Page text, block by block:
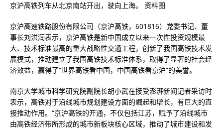
京沪高铁列车从北京南站开出，驶向上海。 资料图
京沪高速铁路股份有限公司（京沪高铁，601816）党委书记、董
事长刘洪润表示，京沪高铁是新中国成立以来一次性投资规模最
大、技术标准最高的重大战略性交通工程，创新了我国高铁技术发
展模式，推动建立了我国高铁技术标准体系，取得了显著的社会经
济效益，赢得了“世界高铁看中国，中国高铁看京沪”的美誉。
南京大学城市科学研究院副院长胡小武在接受澎湃新闻记者采访时
表示，高铁对于沿线城市规划建设方面的崛起和增长，有巨大的直
接推动作用。“京沪高铁的开通，不仅包括江苏，赋予了沿线城市
由高铁经济带所形成的城市新板块核心区域，推动了城市建设和发